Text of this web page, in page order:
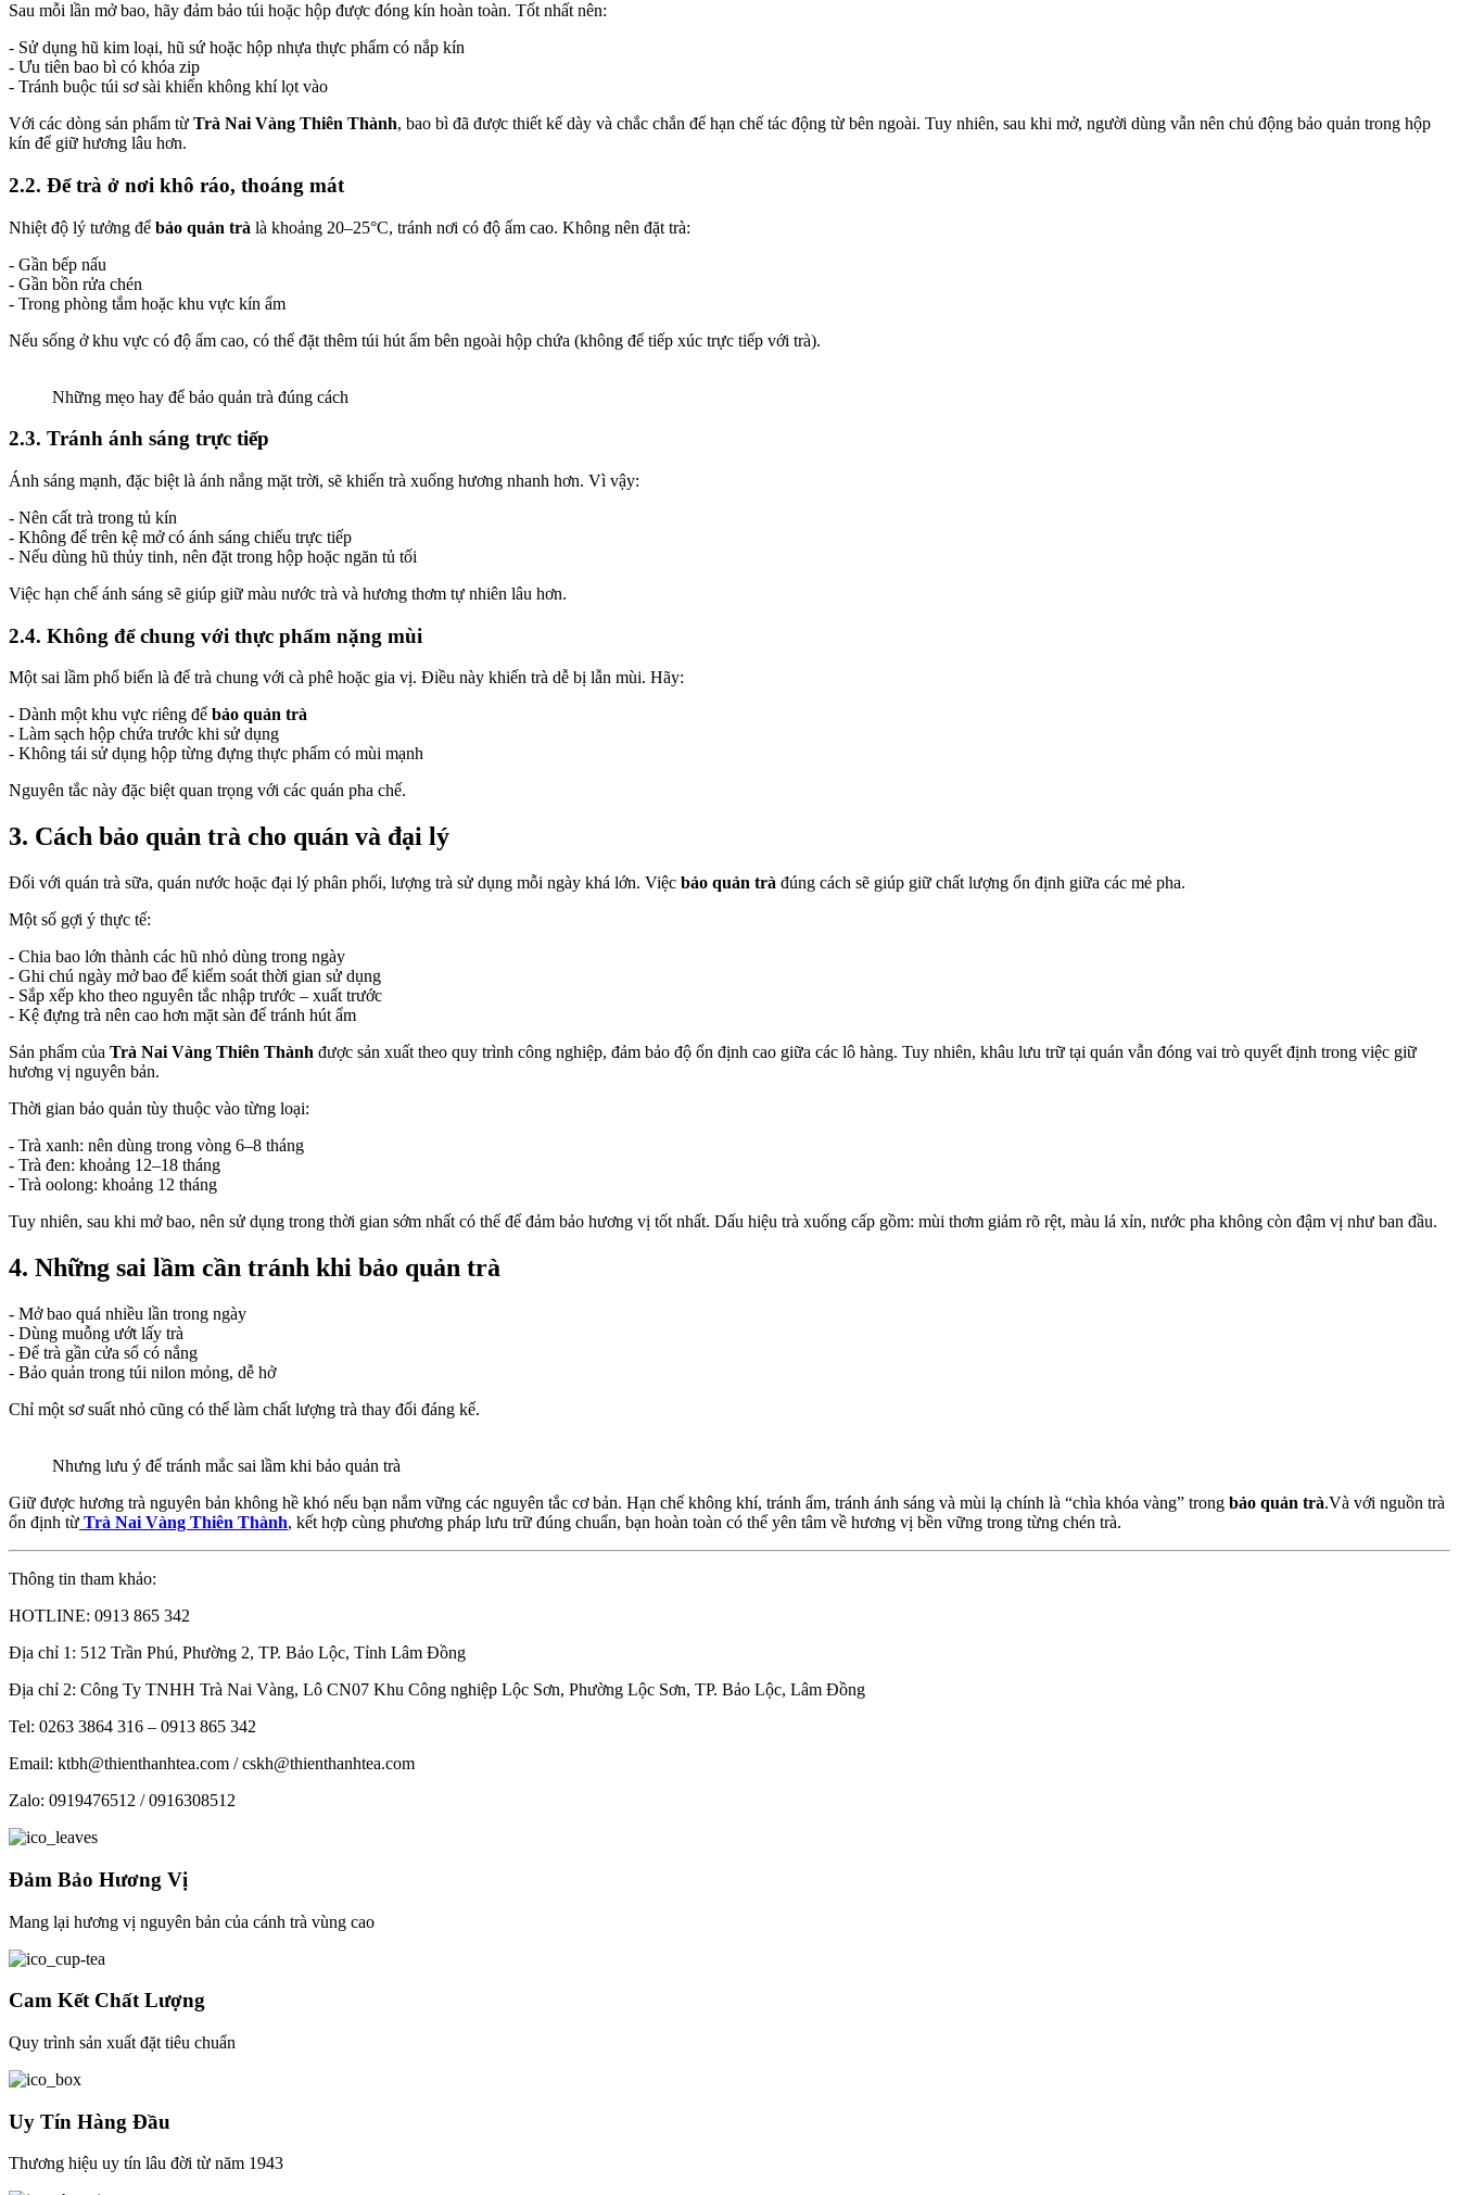
Sau mỗi lần mở bao, hãy đảm bảo túi hoặc hộp được đóng kín hoàn toàn. Tốt nhất nên:
- Sử dụng hũ kim loại, hũ sứ hoặc hộp nhựa thực phẩm có nắp kín
- Ưu tiên bao bì có khóa zip
- Tránh buộc túi sơ sài khiến không khí lọt vào
Với các dòng sản phẩm từ Trà Nai Vàng Thiên Thành, bao bì đã được thiết kế dày và chắc chắn để hạn chế tác động từ bên ngoài. Tuy nhiên, sau khi mở, người dùng vẫn nên chủ động bảo quản trong hộp
kín để giữ hương lâu hơn.
2.2. Để trà ở nơi khô ráo, thoáng mát
Nhiệt độ lý tưởng để bảo quản trà là khoảng 20–25°C, tránh nơi có độ ẩm cao. Không nên đặt trà:
- Gần bếp nấu
- Gần bồn rửa chén
- Trong phòng tắm hoặc khu vực kín ẩm
Nếu sống ở khu vực có độ ẩm cao, có thể đặt thêm túi hút ẩm bên ngoài hộp chứa (không để tiếp xúc trực tiếp với trà).
Những mẹo hay để bảo quản trà đúng cách
2.3. Tránh ánh sáng trực tiếp
Ánh sáng mạnh, đặc biệt là ánh nắng mặt trời, sẽ khiến trà xuống hương nhanh hơn. Vì vậy:
- Nên cất trà trong tủ kín
- Không để trên kệ mở có ánh sáng chiếu trực tiếp
- Nếu dùng hũ thủy tinh, nên đặt trong hộp hoặc ngăn tủ tối
Việc hạn chế ánh sáng sẽ giúp giữ màu nước trà và hương thơm tự nhiên lâu hơn.
2.4. Không để chung với thực phẩm nặng mùi
Một sai lầm phổ biến là để trà chung với cà phê hoặc gia vị. Điều này khiến trà dễ bị lẫn mùi. Hãy:
- Dành một khu vực riêng để bảo quản trà
- Làm sạch hộp chứa trước khi sử dụng
- Không tái sử dụng hộp từng đựng thực phẩm có mùi mạnh
Nguyên tắc này đặc biệt quan trọng với các quán pha chế.
3. Cách bảo quản trà cho quán và đại lý
Đối với quán trà sữa, quán nước hoặc đại lý phân phối, lượng trà sử dụng mỗi ngày khá lớn. Việc bảo quản trà đúng cách sẽ giúp giữ chất lượng ổn định giữa các mẻ pha.
Một số gợi ý thực tế:
- Chia bao lớn thành các hũ nhỏ dùng trong ngày
- Ghi chú ngày mở bao để kiểm soát thời gian sử dụng
- Sắp xếp kho theo nguyên tắc nhập trước – xuất trước
- Kệ đựng trà nên cao hơn mặt sàn để tránh hút ẩm
Sản phẩm của Trà Nai Vàng Thiên Thành được sản xuất theo quy trình công nghiệp, đảm bảo độ ổn định cao giữa các lô hàng. Tuy nhiên, khâu lưu trữ tại quán vẫn đóng vai trò quyết định trong việc giữ
hương vị nguyên bản.
Thời gian bảo quản tùy thuộc vào từng loại:
- Trà xanh: nên dùng trong vòng 6–8 tháng
- Trà đen: khoảng 12–18 tháng
- Trà oolong: khoảng 12 tháng
Tuy nhiên, sau khi mở bao, nên sử dụng trong thời gian sớm nhất có thể để đảm bảo hương vị tốt nhất. Dấu hiệu trà xuống cấp gồm: mùi thơm giảm rõ rệt, màu lá xỉn, nước pha không còn đậm vị như ban đầu.
4. Những sai lầm cần tránh khi bảo quản trà
- Mở bao quá nhiều lần trong ngày
- Dùng muỗng ướt lấy trà
- Để trà gần cửa sổ có nắng
- Bảo quản trong túi nilon mỏng, dễ hở
Chỉ một sơ suất nhỏ cũng có thể làm chất lượng trà thay đổi đáng kể.
Nhưng lưu ý để tránh mắc sai lầm khi bảo quản trà
Giữ được hương trà nguyên bản không hề khó nếu bạn nắm vững các nguyên tắc cơ bản. Hạn chế không khí, tránh ẩm, tránh ánh sáng và mùi lạ chính là “chìa khóa vàng” trong bảo quản trà.Và với nguồn trà
ổn định từ Trà Nai Vàng Thiên Thành, kết hợp cùng phương pháp lưu trữ đúng chuẩn, bạn hoàn toàn có thể yên tâm về hương vị bền vững trong từng chén trà.
Thông tin tham khảo:
HOTLINE: 0913 865 342
Địa chỉ 1: 512 Trần Phú, Phường 2, TP. Bảo Lộc, Tỉnh Lâm Đồng
Địa chỉ 2: Công Ty TNHH Trà Nai Vàng, Lô CN07 Khu Công nghiệp Lộc Sơn, Phường Lộc Sơn, TP. Bảo Lộc, Lâm Đồng
Tel: 0263 3864 316 – 0913 865 342
Email: ktbh@thienthanhtea.com / cskh@thienthanhtea.com
Zalo: 0919476512 / 0916308512
Đảm Bảo Hương Vị
Mang lại hương vị nguyên bản của cánh trà vùng cao
Cam Kết Chất Lượng
Quy trình sản xuất đặt tiêu chuẩn
Uy Tín Hàng Đầu
Thương hiệu uy tín lâu đời từ năm 1943